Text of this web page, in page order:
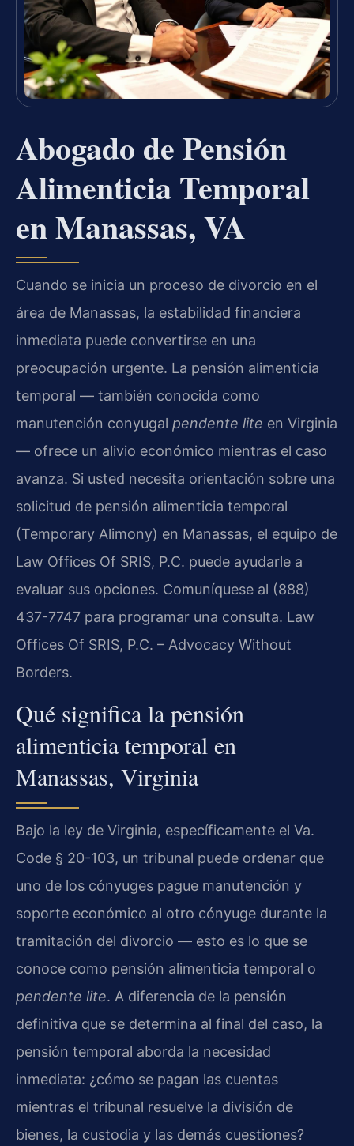
Abogado de Pensión
Alimenticia Temporal
en Manassas, VA
Cuando se inicia un proceso de divorcio en el
área de Manassas, la estabilidad financiera
inmediata puede convertirse en una
preocupación urgente. La pensión alimenticia
temporal — también conocida como
manutención conyugal pendente lite en Virginia
— ofrece un alivio económico mientras el caso
avanza. Si usted necesita orientación sobre una
solicitud de pensión alimenticia temporal
(Temporary Alimony) en Manassas, el equipo de
Law Offices Of SRIS, P.C. puede ayudarle a
evaluar sus opciones. Comuníquese al (888)
437-7747 para programar una consulta. Law
Offices Of SRIS, P.C. – Advocacy Without
Borders.
Qué significa la pensión
alimenticia temporal en
Manassas, Virginia
Bajo la ley de Virginia, específicamente el Va.
Code § 20-103, un tribunal puede ordenar que
uno de los cónyuges pague manutención y
soporte económico al otro cónyuge durante la
tramitación del divorcio — esto es lo que se
conoce como pensión alimenticia temporal o
pendente lite. A diferencia de la pensión
definitiva que se determina al final del caso, la
pensión temporal aborda la necesidad
inmediata: ¿cómo se pagan las cuentas
mientras el tribunal resuelve la división de
bienes, la custodia y las demás cuestiones?